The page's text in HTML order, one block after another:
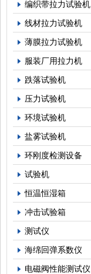
编织带拉力试验机
线材拉力试验机
薄膜拉力试验机
服装厂用拉力机
跌落试验机
压力试验机
环境试验机
盐雾试验机
环刚度检测设备
试验机
恒温恒湿箱
冲击试验箱
测试仪
海绵回弹系数仪
电磁阀性能测试仪